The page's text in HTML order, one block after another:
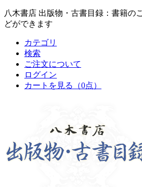
八木書店 出版物・古書目録：書籍の
どができます
カテゴリ
検索
ご注文について
ログイン
カートを見る
（0点）